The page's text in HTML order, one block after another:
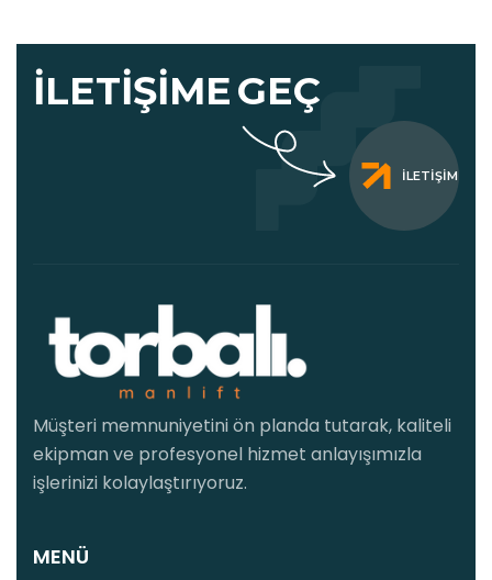
İLETIŞIMEGEÇ
İLETIŞIM
Müşteri memnuniyetini ön planda tutarak, kaliteli
ekipman ve profesyonel hizmet anlayışımızla
işlerinizi kolaylaştırıyoruz.
MENÜ